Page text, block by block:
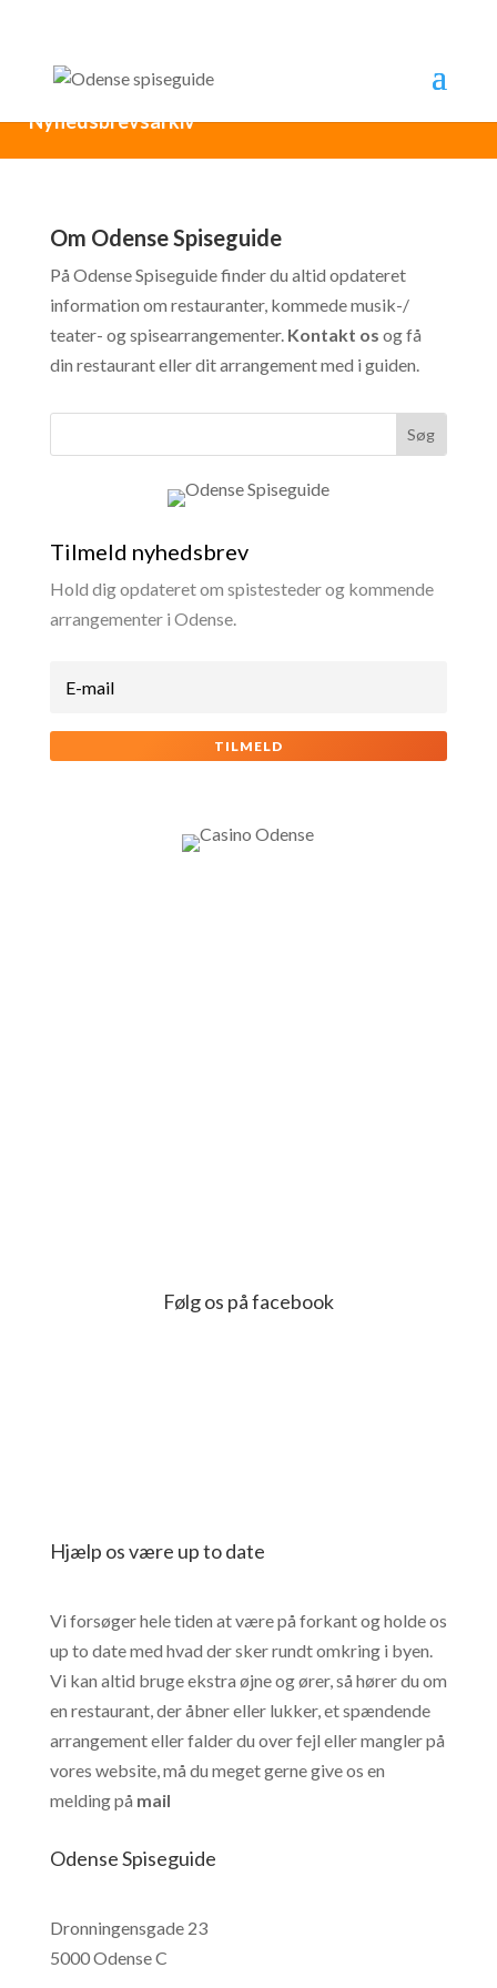
Nyhedsbrevsarkiv
Om Odense Spiseguide
På Odense Spiseguide finder du altid opdateret
information om restauranter, kommede musik-/
teater- og spisearrangementer. Kontakt os og få
din restaurant eller dit arrangement med i guiden.
Tilmeld nyhedsbrev
Hold dig opdateret om spistesteder og kommende
arrangementer i Odense.
TILMELD
Følg os på facebook
Hjælp os være up to date
Vi forsøger hele tiden at være på forkant og holde os
up to date med hvad der sker rundt omkring i byen.
Vi kan altid bruge ekstra øjne og ører, så hører du om
en restaurant, der åbner eller lukker, et spændende
arrangement eller falder du over fejl eller mangler på
vores website, må du meget gerne give os en
melding på mail
Odense Spiseguide
Dronningensgade 23
5000 Odense C